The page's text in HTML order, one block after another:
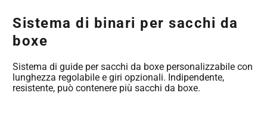
Sistema di binari per sacchi da
boxe
Sistema di guide per sacchi da boxe personalizzabile con
lunghezza regolabile e giri opzionali. Indipendente,
resistente, può contenere più sacchi da boxe.